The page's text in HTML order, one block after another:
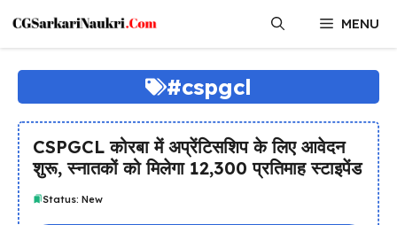
content
MENU
#cspgcl
CSPGCL कोरबा में अप्रेंटिसशिप के लिए आवेदन
शुरू, स्नातकों को मिलेगा ₹12,300 प्रतिमाह स्टाइपेंड
Status: New